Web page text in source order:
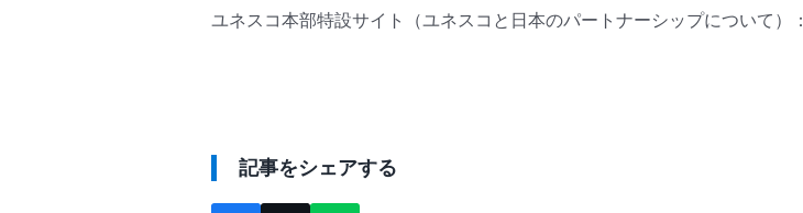
ユネスコ本部特設サイト（ユネスコと日本のパートナーシップについて）：
記事をシェアする